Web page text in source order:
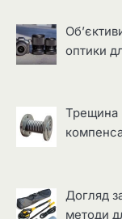
оптики
Трещина
Догляд
методи